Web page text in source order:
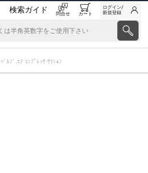
検索ガイド 問合せ カート
ログイン/
新規登録
ﾊﾞﾙﾌﾞ,ｴｱ ｺﾝﾌﾟﾚｯｻ ｻｸｼｮﾝ